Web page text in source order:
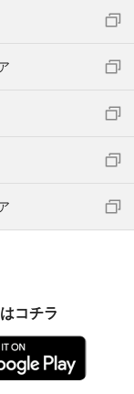
コチラ